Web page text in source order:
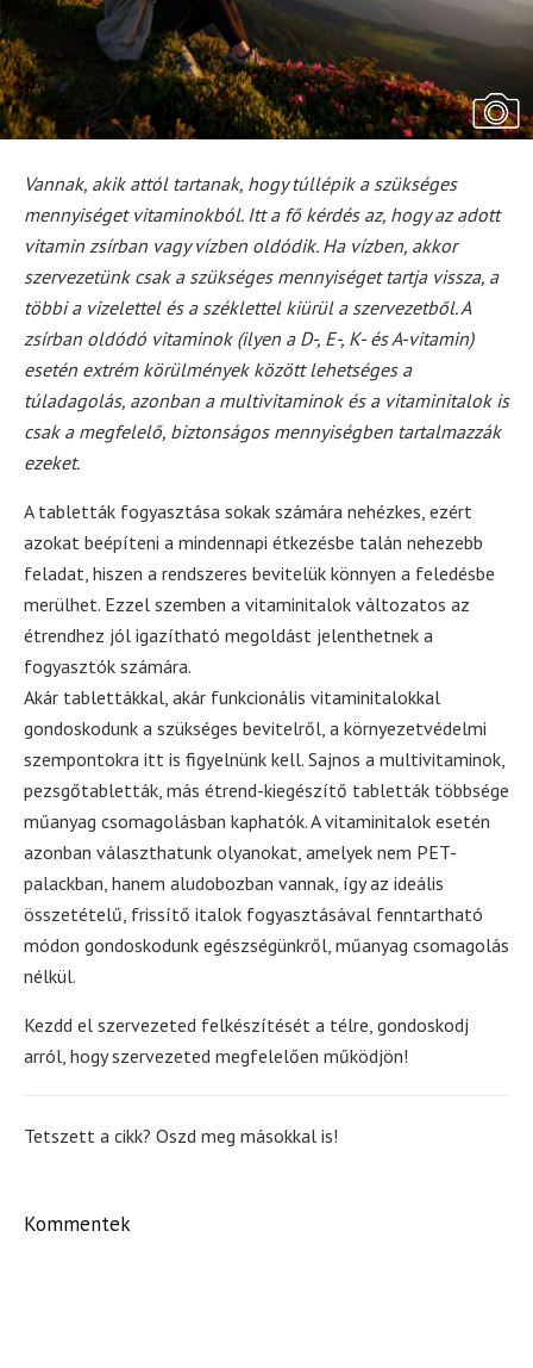
Vannak, akik attól tartanak, hogy túllépik a szükséges
mennyiséget vitaminokból. Itt a fő kérdés az, hogy az adott
vitamin zsírban vagy vízben oldódik. Ha vízben, akkor
szervezetünk csak a szükséges mennyiséget tartja vissza, a
többi a vizelettel és a széklettel kiürül a szervezetből. A
zsírban oldódó vitaminok (ilyen a D-, E-, K- és A-vitamin)
esetén extrém körülmények között lehetséges a
túladagolás, azonban a multivitaminok és a vitaminitalok is
csak a megfelelő, biztonságos mennyiségben tartalmazzák
ezeket.
A tabletták fogyasztása sokak számára nehézkes, ezért
azokat beépíteni a mindennapi étkezésbe talán nehezebb
feladat, hiszen a rendszeres bevitelük könnyen a feledésbe
merülhet. Ezzel szemben a vitaminitalok változatos az
étrendhez jól igazítható megoldást jelenthetnek a
fogyasztók számára.
Akár tablettákkal, akár funkcionális vitaminitalokkal
gondoskodunk a szükséges bevitelről, a környezetvédelmi
szempontokra itt is figyelnünk kell. Sajnos a multivitaminok,
pezsgőtabletták, más étrend-kiegészítő tabletták többsége
műanyag csomagolásban kaphatók. A vitaminitalok esetén
azonban választhatunk olyanokat, amelyek nem PET-
palackban, hanem aludobozban vannak, így az ideális
összetételű, frissítő italok fogyasztásával fenntartható
módon gondoskodunk egészségünkről, műanyag csomagolás
nélkül.
Kezdd el szervezeted felkészítését a télre, gondoskodj
arról, hogy szervezeted megfelelően működjön!
Tetszett a cikk? Oszd meg másokkal is!
Kommentek